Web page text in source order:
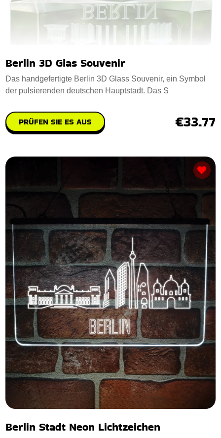
Berlin 3D Glas Souvenir
Das handgefertigte Berlin 3D Glass Souvenir, ein Symbol
der pulsierenden deutschen Hauptstadt. Das S
PRÜFEN SIE ES AUS €33.77
Berlin Stadt Neon Lichtzeichen